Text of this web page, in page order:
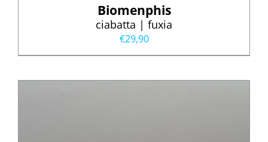
Biomenphis
ciabatta | fuxia
€29,90